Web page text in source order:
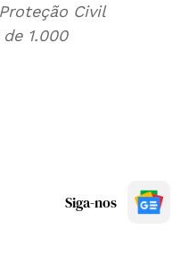
Civil
1.000
Siga-nos